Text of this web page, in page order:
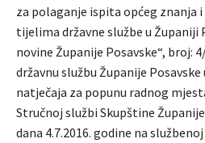
za polaganje ispita općeg znanja
tijelima državne službe u Županiji
novine Županije Posavske“, broj:
državnu službu Županije
natječaja za popunu radnog
Stručnoj službi Skupštine
dana 4.7.2016. godine na